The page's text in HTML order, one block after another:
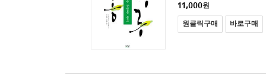
11,000원
원클릭구매 바로구매